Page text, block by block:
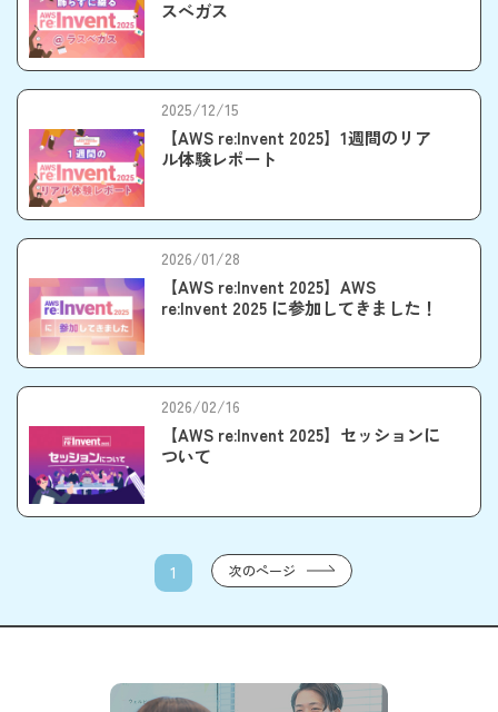
スベガス
2025/12/15
【AWS re:Invent 2025】1週間のリア
ル体験レポート
2026/01/28
【AWS re:Invent 2025】AWS
re:Invent 2025 に参加してきました！
2026/02/16
【AWS re:Invent 2025】セッションに
ついて
1 次のページ